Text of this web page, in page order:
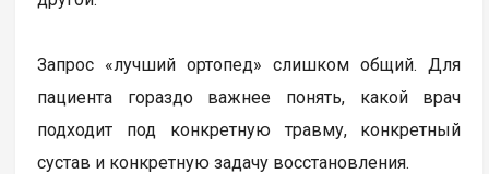
Запрос «лучший ортопед» слишком общий. Для
пациента гораздо важнее понять, какой врач
подходит под конкретную травму, конкретный
сустав и конкретную задачу восстановления.